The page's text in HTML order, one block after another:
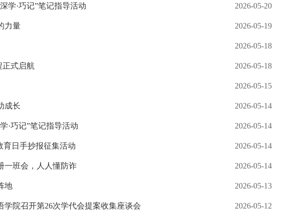
学·巧记”笔记指导活动 2026-05-20
力量 2026-05-19
2026-05-18
正式启航 2026-05-18
2026-05-15
成长 2026-05-14
·巧记”笔记指导活动 2026-05-14
育日手抄报征集活动 2026-05-14
一班会，人人懂防诈 2026-05-14
地 2026-05-13
院召开第26次学代会提案收集座谈会 2026-05-12